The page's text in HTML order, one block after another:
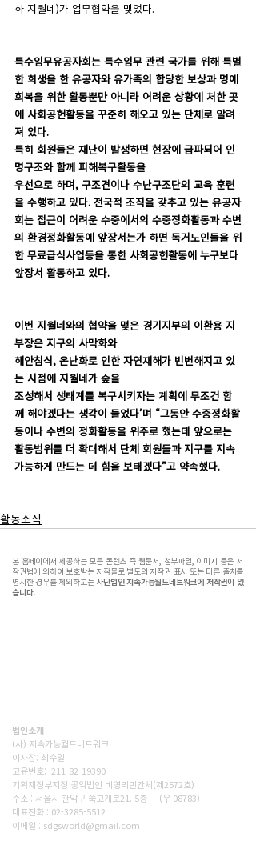
하 지월네)가 업무협약을 맺었다.
특수임무유공자회는 특수임무 관련 국가를 위해 특별
한 희생을 한 유공자와 유가족의 합당한 보상과 명예
회복을 위한 활동뿐만 아니라 어려운 상황에 처한 곳
에 사회공헌활동을 꾸준히 해오고 있는 단체로 알려
져 있다.
특히 회원들은 재난이 발생하면 현장에 급파되어 인
명구조와 함께 피해복구활동을
우선으로 하며, 구조견이나 수난구조단의 교육 훈련
을 수행하고 있다. 전국적 조직을 갖추고 있는 유공자
회는 접근이 어려운 수중에서의 수중정화활동과 수변
의 환경정화활동에 앞장서는가 하면 독거노인들을 위
한 무료급식사업등을 통한 사회공헌활동에 누구보다
앞장서 활동하고 있다.
이번 지월네와의 협약을 맺은 경기지부의 이환용 지
부장은 지구의 사막화와
해안침식, 온난화로 인한 자연재해가 빈번해지고 있
는 시점에 지월네가 숲을
조성해서 생태계를 복구시키자는 계획에 무조건 함
께 해야겠다는 생각이 들었다’며 “그동안 수중정화활
동이나 수변의 정화활동을 위주로 했는데 앞으로는
활동범위를 더 확대해서 단체 회원들과 지구를 지속
가능하게 만드는 데 힘을 보태겠다”고 약속했다.
활동소식
본 홈페이에서 제공하는 모든 콘텐츠 즉 웹문서, 첨부파일, 이미지 등은 저
작권법에 의하여 보호받는 저작물로 별도의 저작권 표시 또는 다른 출처를
명시한 경우를 제외하고는 사단법인 지속가능월드네트워크에 저작권이 있
습니다.
법인소개
(사) 지속가능월드네트워크
이사장: 최수일
고유번호: 211-82-19390
기획재정부지정 공익법인 비영리민간체(제2572호)
주소 : 서울시 관악구 쑥고개로21. 5층 (우 08783)
대표전화 : 02-3285-5512
이메일 : sdgsworld@gmail.com